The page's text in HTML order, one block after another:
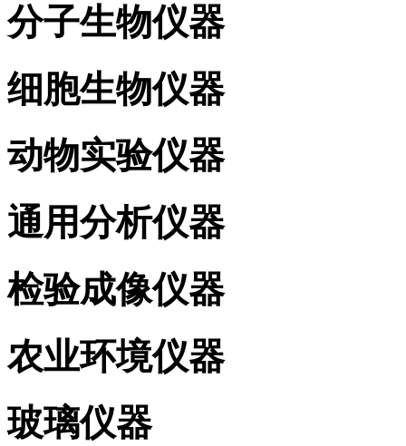
分子生物仪器
细胞生物仪器
动物实验仪器
通用分析仪器
检验成像仪器
农业环境仪器
玻璃仪器